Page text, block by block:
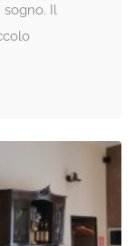
sogno. Il